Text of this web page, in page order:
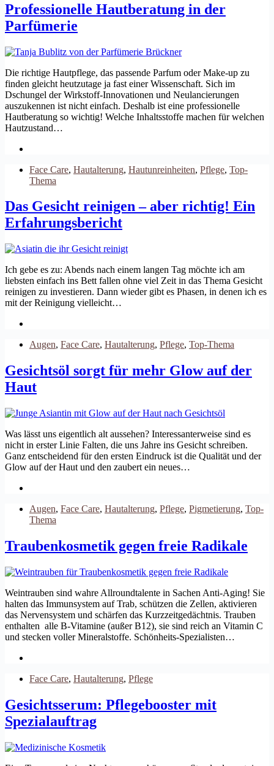
Professionelle Hautberatung in der
Parfümerie
Die richtige Hautpflege, das passende Parfum oder Make-up zu
finden gleicht heutzutage ja fast einer Wissenschaft. Sich im
Dschungel der Wirkstoff-Innovationen und Neulancierungen
auszukennen ist nicht einfach. Deshalb ist eine professionelle
Hautberatung so wichtig! Welche Inhaltsstoffe machen für welchen
Hautzustand…
Face Care, Hautalterung, Hautunreinheiten, Pflege, Top-
Thema
Das Gesicht reinigen – aber richtig! Ein
Erfahrungsbericht
Ich gebe es zu: Abends nach einem langen Tag möchte ich am
liebsten einfach ins Bett fallen ohne viel Zeit in das Thema Gesicht
reinigen zu investieren. Dann wieder gibt es Phasen, in denen ich es
mit der Reinigung vielleicht…
Augen, Face Care, Hautalterung, Pflege, Top-Thema
Gesichtsöl sorgt für mehr Glow auf der
Haut
Was lässt uns eigentlich alt aussehen? Interessanterweise sind es
nicht in erster Linie Falten, die uns Jahre ins Gesicht schreiben.
Ganz entscheidend für den ersten Eindruck ist die Qualität und der
Glow auf der Haut und den zaubert ein neues…
Augen, Face Care, Hautalterung, Pflege, Pigmetierung, Top-
Thema
Traubenkosmetik gegen freie Radikale
Weintrauben sind wahre Allroundtalente in Sachen Anti-Aging! Sie
halten das Immunsystem auf Trab, schützen die Zellen, aktivieren
das Nervensystem und schärfen das Kurzzeitgedächtnis. Trauben
enthalten alle B-Vitamine (außer B12), sie sind reich an Vitamin C
und stecken voller Mineralstoffe. Schönheits-Spezialisten…
Face Care, Hautalterung, Pflege
Gesichtsserum: Pflegebooster mit
Spezialauftrag